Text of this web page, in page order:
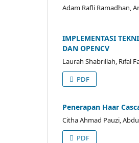
Adam Rafli Ramadhan,
IMPLEMENTASI
DAN OPENCV
Laurah Shabrillah, Rifal
PDF
Penerapan Haar
Citha Ahmad Pauzi,
PDF